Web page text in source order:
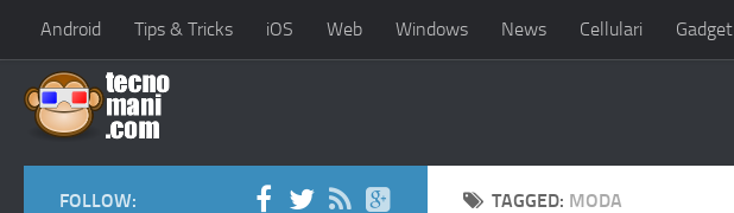
Android Tips & Tricks iOS Web Windows News Cellulari Gadget
TAGGED: MODA
FOLLOW: